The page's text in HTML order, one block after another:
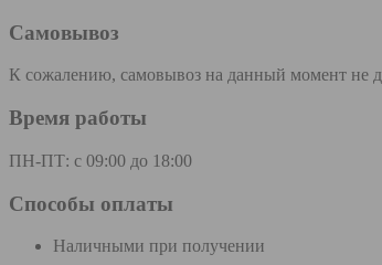
Самовывоз
К сожалению, самовывоз на данный момент не
Время работы
ПН-ПТ: с 09:00 до 18:00
Способы оплаты
Наличными при получении